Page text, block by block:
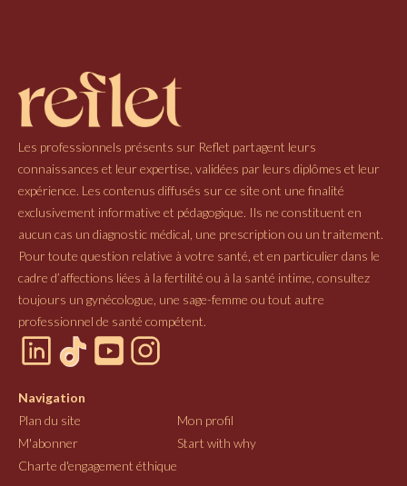
Les professionnels présents sur Reflet partagent leurs
connaissances et leur expertise, validées par leurs diplômes et leur
expérience. Les contenus diffusés sur ce site ont une finalité
exclusivement informative et pédagogique. Ils ne constituent en
aucun cas un diagnostic médical, une prescription ou un traitement.
Pour toute question relative à votre santé, et en particulier dans le
cadre d’affections liées à la fertilité ou à la santé intime, consultez
toujours un gynécologue, une sage-femme ou tout autre
professionnel de santé compétent.
Navigation
Plan du site
Mon profil
M'abonner
Start with why
Charte d'engagement éthique